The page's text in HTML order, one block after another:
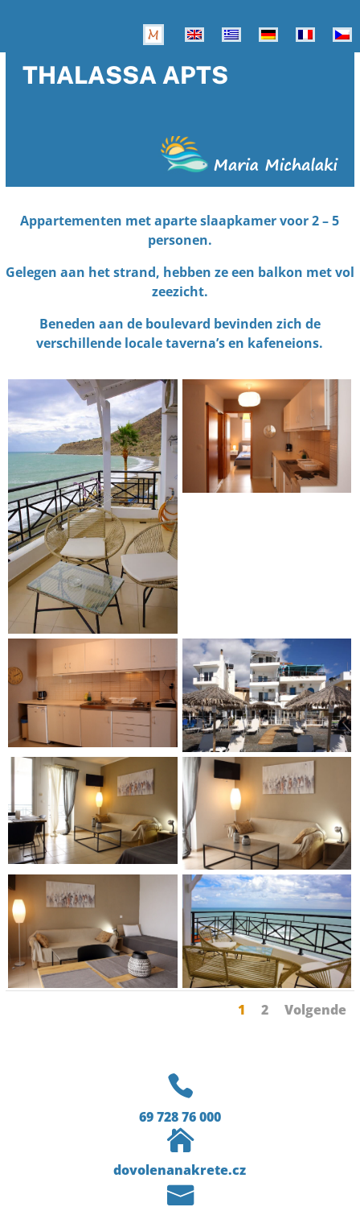
THALASSA APTS
Appartementen met aparte slaapkamer voor 2 – 5
personen.
Gelegen aan het strand, hebben ze een balkon met vol
zeezicht.
Beneden aan de boulevard bevinden zich de
verschillende locale taverna’s en kafeneions.
1 2 Volgende

69 728 76 000

dovolenanakrete.cz
